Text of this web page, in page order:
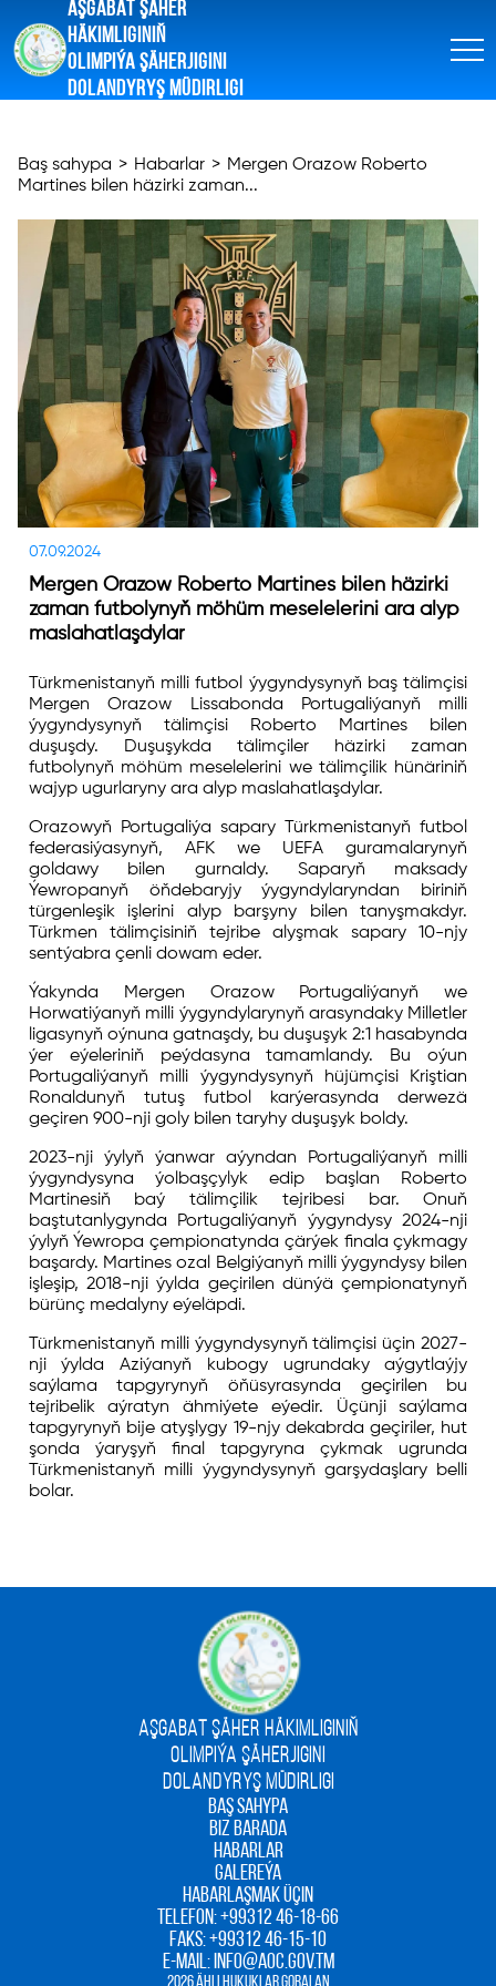
AŞGABAT ŞÄHER
HÄKIMLIGINIŇ
OLIMPIÝA ŞÄHERJIGINI
DOLANDYRYŞ MÜDIRLIGI
Baş sahypa > Habarlar > Mergen Orazow Roberto
Martines bilen häzirki zaman...
07.09.2024
Mergen Orazow Roberto Martines bilen häzirki
zaman futbolynyň möhüm meselelerini ara alyp
maslahatlaşdylar
Türkmenistanyň milli futbol ýygyndysynyň baş tälimçisi
Mergen Orazow Lissabonda Portugaliýanyň milli
ýygyndysynyň tälimçisi Roberto Martines bilen
duşuşdy. Duşuşykda tälimçiler häzirki zaman
futbolynyň möhüm meselelerini we tälimçilik hünäriniň
wajyp ugurlaryny ara alyp maslahatlaşdylar.
Orazowyň Portugaliýa sapary Türkmenistanyň futbol
federasiýasynyň, AFK we UEFA guramalarynyň
goldawy bilen gurnaldy. Saparyň maksady
Ýewropanyň öňdebaryjy ýygyndylaryndan biriniň
türgenleşik işlerini alyp barşyny bilen tanyşmakdyr.
Türkmen tälimçisiniň tejribe alyşmak sapary 10-njy
sentýabra çenli dowam eder.
Ýakynda Mergen Orazow Portugaliýanyň we
Horwatiýanyň milli ýygyndylarynyň arasyndaky Milletler
ligasynyň oýnuna gatnaşdy, bu duşuşyk 2:1 hasabynda
ýer eýeleriniň peýdasyna tamamlandy. Bu oýun
Portugaliýanyň milli ýygyndysynyň hüjümçisi Kriştian
Ronaldunyň tutuş futbol karýerasynda derwezä
geçiren 900-nji goly bilen taryhy duşuşyk boldy.
2023-nji ýylyň ýanwar aýyndan Portugaliýanyň milli
ýygyndysyna ýolbaşçylyk edip başlan Roberto
Martinesiň baý tälimçilik tejribesi bar. Onuň
baştutanlygynda Portugaliýanyň ýygyndysy 2024-nji
ýylyň Ýewropa çempionatynda çärýek finala çykmagy
başardy. Martines ozal Belgiýanyň milli ýygyndysy bilen
işleşip, 2018-nji ýylda geçirilen dünýä çempionatynyň
bürünç medalyny eýeläpdi.
Türkmenistanyň milli ýygyndysynyň tälimçisi üçin 2027-
nji ýylda Aziýanyň kubogy ugrundaky aýgytlaýjy
saýlama tapgyrynyň öňüsyrasynda geçirilen bu
tejribelik aýratyn ähmiýete eýedir. Üçünji saýlama
tapgyrynyň bije atyşlygy 19-njy dekabrda geçiriler, hut
şonda ýaryşyň final tapgyryna çykmak ugrunda
Türkmenistanyň milli ýygyndysynyň garşydaşlary belli
bolar.
AŞGABAT ŞÄHER HÄKIMLIGINIŇ
OLIMPIÝA ŞÄHERJIGINI
DOLANDYRYŞ MÜDIRLIGI
BAŞ SAHYPA
BIZ BARADA
HABARLAR
GALEREÝA
HABARLAŞMAK ÜÇIN
TELEFON:+99312 46-18-66
FAKS:+99312 46-15-10
E-MAIL: INFO@AOC.GOV.TM
2026 ÄHLI HUKUKLAR GORALAN